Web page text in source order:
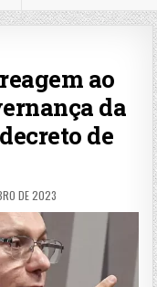
ao
da
de
DE 2023